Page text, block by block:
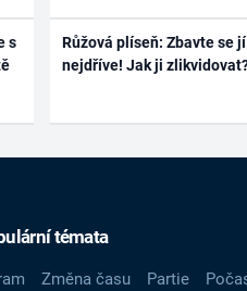
s
Růžová plíseň: Zbavte se
nejdříve! Jak ji
témata
Změna času Partie